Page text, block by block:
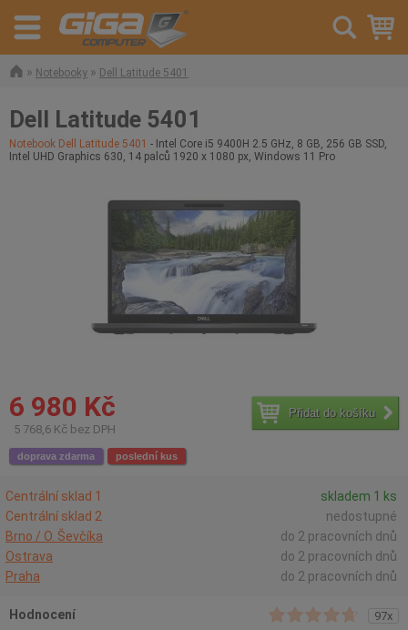
» Notebooky » Dell Latitude 5401
Dell Latitude 5401
Notebook Dell Latitude 5401 - Intel Core i5 9400H 2.5 GHz, 8 GB, 256 GB SSD,
Intel UHD Graphics 630, 14 palců 1920 x 1080 px, Windows 11 Pro
6 980 Kč
5 768,6 Kč bez DPH
Přidat do košíku
doprava zdarma poslední kus
Centrální sklad 1
skladem 1 ks
Centrální sklad 2
nedostupné
Brno / O. Ševčíka
do 2 pracovních dnů
Ostrava
do 2 pracovních dnů
Praha
do 2 pracovních dnů
Hodnocení 97x